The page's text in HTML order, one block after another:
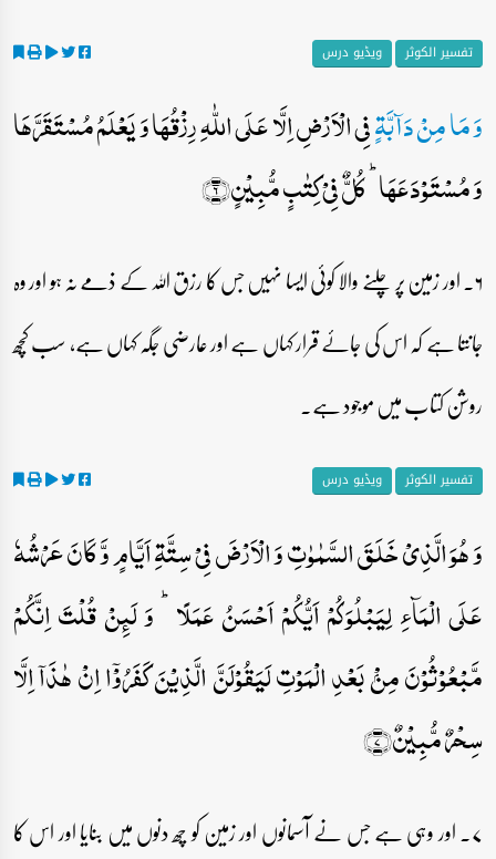
تفسیر الکوثر ویڈیو درس
وَ مَا مِنۡ دَآبَّۃٍفِی الۡاَرۡضِ اِلَّا عَلَی اللّٰہِ رِزۡقُہَا وَ یَعۡلَمُ مُسۡتَقَرَّہَا
وَ مُسۡتَوۡدَعَہَا ؕ کُلٌّ فِیۡ کِتٰبٍ مُّبِیۡنٍ﴿۶﴾
۶۔ اور زمین پر چلنے والا کوئی ایسا نہیں جس کا رزق اللہ کے ذمے نہ ہو اور وہ
جانتا ہے کہ اس کی جائے قرار کہاں ہے اور عارضی جگہ کہاں ہے، سب کچھ
روشن کتاب میں موجود ہے۔
تفسیر الکوثر ویڈیو درس
وَ ہُوَ الَّذِیۡ خَلَقَ السَّمٰوٰتِ وَ الۡاَرۡضَ فِیۡ سِتَّۃِ اَیَّامٍ وَّ کَانَ عَرۡشُہٗ
عَلَی الۡمَآءِ لِیَبۡلُوَکُمۡ اَیُّکُمۡ اَحۡسَنُ عَمَلًا ؕ وَ لَئِنۡ قُلۡتَ اِنَّکُمۡ
مَّبۡعُوۡثُوۡنَ مِنۡۢ بَعۡدِ الۡمَوۡتِ لَیَقُوۡلَنَّ الَّذِیۡنَ کَفَرُوۡۤا اِنۡ ہٰذَاۤ اِلَّا
سِحۡرٌ مُّبِیۡنٌ﴿۷﴾
۷۔ اور وہی ہے جس نے آسمانوں اور زمین کو چھ دنوں میں بنایا اور اس کا